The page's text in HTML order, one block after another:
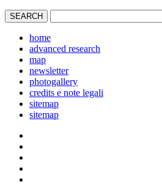
home
advanced research
map
newsletter
photogallery
credits e note legali
sitemap
sitemap